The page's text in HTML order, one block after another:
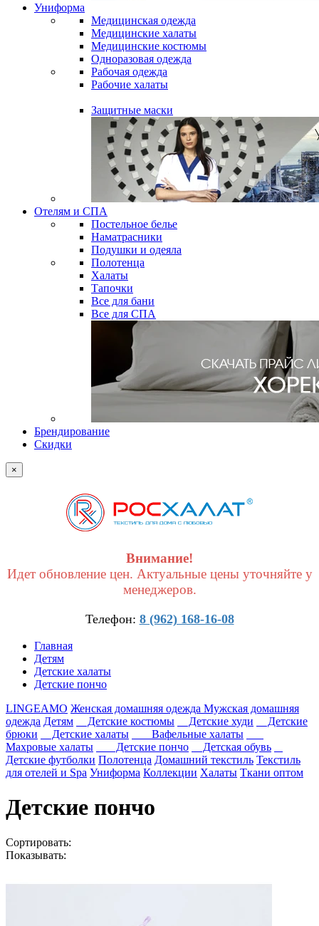
Униформа
Медицинская одежда
Медицинские халаты
Медицинские костюмы
Одноразовая одежда
Рабочая одежда
Рабочие халаты
Защитные маски
Отелям и СПА
Постельное белье
Наматрасники
Подушки и одеяла
Полотенца
Халаты
Тапочки
Все для бани
Все для СПА
Брендирование
Скидки
×
Внимание!
Идет обновление цен. Актуальные цены уточняйте у
менеджеров.
Телефон: 8 (962) 168-16-08
Главная
Детям
Детские халаты
Детские пончо
LINGEAMO Женская домашняя одежда Мужская домашняя
одежда Детям Детские костюмы Детские худи
Детские
брюки
Детские халаты
Вафельные халаты
Махровые халаты
Детские пончо
Детская обувь
Детские футболки Полотенца Домашний текстиль Текстиль
для отелей и Spa Униформа Коллекции Халаты Ткани оптом
Детские пончо
Сортировать:
Показывать: